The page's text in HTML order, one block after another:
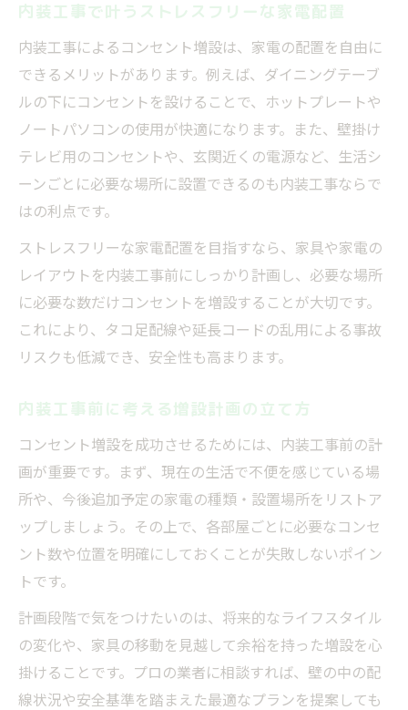
内装工事で叶うストレスフリーな家電配置
内装工事によるコンセント増設は、家電の配置を自由に
できるメリットがあります。例えば、ダイニングテーブ
ルの下にコンセントを設けることで、ホットプレートや
ノートパソコンの使用が快適になります。また、壁掛け
テレビ用のコンセントや、玄関近くの電源など、生活シ
ーンごとに必要な場所に設置できるのも内装工事ならで
はの利点です。
ストレスフリーな家電配置を目指すなら、家具や家電の
レイアウトを内装工事前にしっかり計画し、必要な場所
に必要な数だけコンセントを増設することが大切です。
これにより、タコ足配線や延長コードの乱用による事故
リスクも低減でき、安全性も高まります。
内装工事前に考える増設計画の立て方
コンセント増設を成功させるためには、内装工事前の計
画が重要です。まず、現在の生活で不便を感じている場
所や、今後追加予定の家電の種類・設置場所をリストア
ップしましょう。その上で、各部屋ごとに必要なコンセ
ント数や位置を明確にしておくことが失敗しないポイン
トです。
計画段階で気をつけたいのは、将来的なライフスタイル
の変化や、家具の移動を見越して余裕を持った増設を心
掛けることです。プロの業者に相談すれば、壁の中の配
線状況や安全基準を踏まえた最適なプランを提案しても